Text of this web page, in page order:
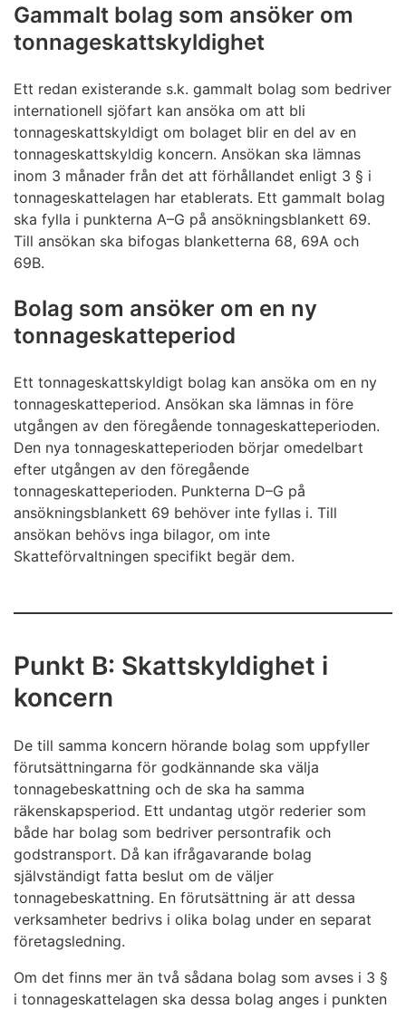
Gammalt bolag som ansöker om
tonnageskattskyldighet
Ett redan existerande s.k. gammalt bolag som bedriver
internationell sjöfart kan ansöka om att bli
tonnageskattskyldigt om bolaget blir en del av en
tonnageskattskyldig koncern. Ansökan ska lämnas
inom 3 månader från det att förhållandet enligt 3 § i
tonnageskattelagen har etablerats. Ett gammalt bolag
ska fylla i punkterna A–G på ansökningsblankett 69.
Till ansökan ska bifogas blanketterna 68, 69A och
69B.
Bolag som ansöker om en ny
tonnageskatteperiod
Ett tonnageskattskyldigt bolag kan ansöka om en ny
tonnageskatteperiod. Ansökan ska lämnas in före
utgången av den föregående tonnageskatteperioden.
Den nya tonnageskatteperioden börjar omedelbart
efter utgången av den föregående
tonnageskatteperioden. Punkterna D–G på
ansökningsblankett 69 behöver inte fyllas i. Till
ansökan behövs inga bilagor, om inte
Skatteförvaltningen specifikt begär dem.
Punkt B: Skattskyldighet i
koncern
De till samma koncern hörande bolag som uppfyller
förutsättningarna för godkännande ska välja
tonnagebeskattning och de ska ha samma
räkenskapsperiod. Ett undantag utgör rederier som
både har bolag som bedriver persontrafik och
godstransport. Då kan ifrågavarande bolag
självständigt fatta beslut om de väljer
tonnagebeskattning. En förutsättning är att dessa
verksamheter bedrivs i olika bolag under en separat
företagsledning.
Om det finns mer än två sådana bolag som avses i 3 §
i tonnageskattelagen ska dessa bolag anges i punkten